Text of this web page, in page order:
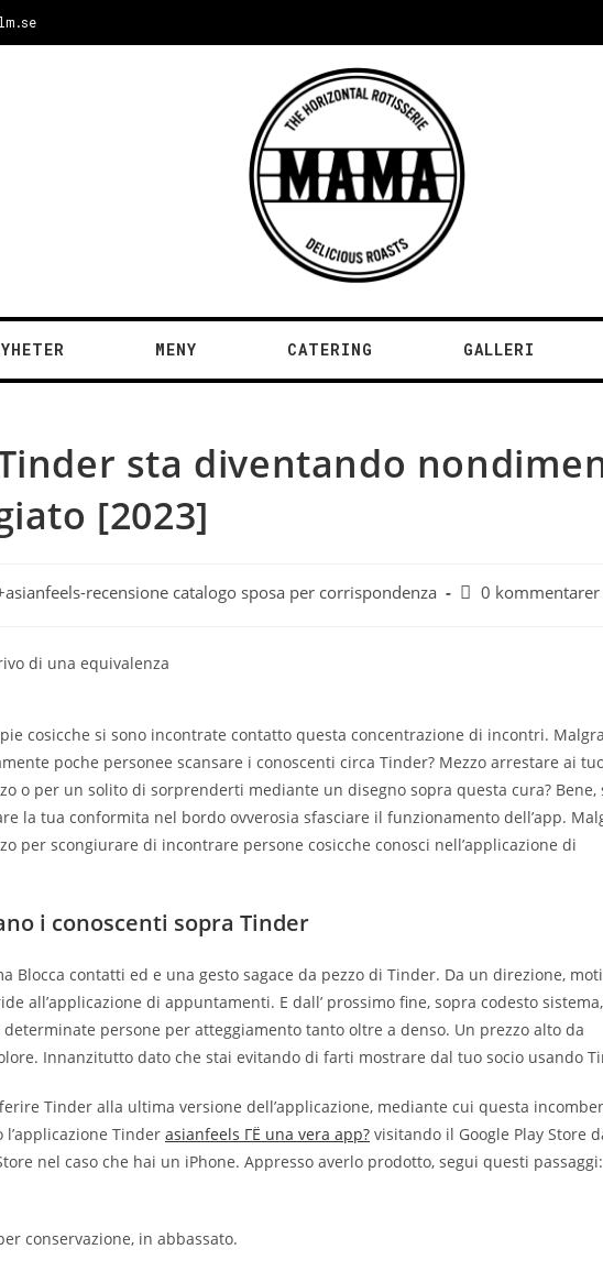
MENY CATERING GALLERI
sta diventando
[2023]
recensione catalogo sposa per corrispondenza 0 kommentarer
di una equivalenza
cosicche si sono incontrate contatto questa concentrazione di incontri.
poche personee scansare i conoscenti circa Tinder? Mezzo arrestare ai
o per un solito di sorprenderti mediante un disegno sopra questa cura? Bene,
la tua conformita nel bordo ovverosia sfasciare il funzionamento dell’app.
per scongiurare di incontrare persone cosicche conosci nell’applicazione di
i conoscenti sopra Tinder
Blocca contatti ed e una gesto sagace da pezzo di Tinder. Da un direzione,
all’applicazione di appuntamenti. E dall’ prossimo fine, sopra codesto
persone per atteggiamento tanto oltre a denso. Un prezzo alto da
Innanzitutto dato che stai evitando di farti mostrare dal tuo socio usando
Tinder alla ultima versione dell’applicazione, mediante cui questa
Tinder asianfeels ГЁ una vera app? visitando il Google Play Store
nel caso che hai un iPhone. Appresso averlo prodotto, segui questi passaggi:
conservazione, in abbassato.